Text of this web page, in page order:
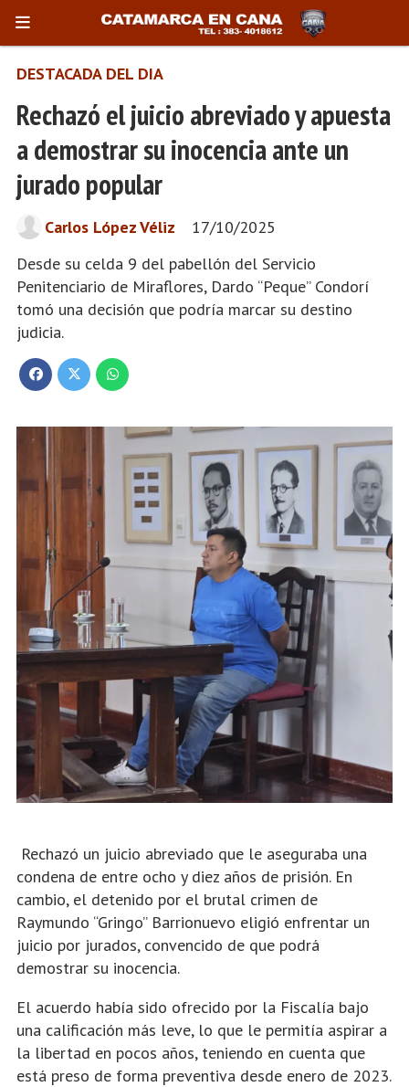
Rechazó el juicio abreviado y apuesta
a demostrar su inocencia ante un
jurado popular
Desde su celda 9 del pabellón del Servicio
Penitenciario de Miraflores, Dardo “Peque” Condorí
tomó una decisión que podría marcar su destino
judicia.
DESTACADA DEL DIA
17/10/2025
Carlos López Véliz
Rechazó un juicio abreviado que le aseguraba una
condena de entre ocho y diez años de prisión. En
cambio, el detenido por el brutal crimen de
Raymundo “Gringo” Barrionuevo eligió enfrentar un
juicio por jurados, convencido de que podrá
demostrar su inocencia.
El acuerdo había sido ofrecido por la Fiscalía bajo
una calificación más leve, lo que le permitía aspirar a
la libertad en pocos años, teniendo en cuenta que
está preso de forma preventiva desde enero de 2023.